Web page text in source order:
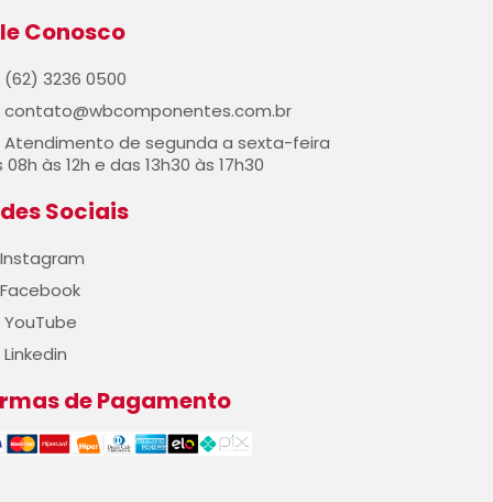
Conosco
(62) 3236 0500
contato@wbcomponentes.com.br
Atendimento de segunda a sexta-feira
08h às 12h e das 13h30 às 17h30
Sociais
Instagram
Facebook
YouTube
Linkedin
de Pagamento